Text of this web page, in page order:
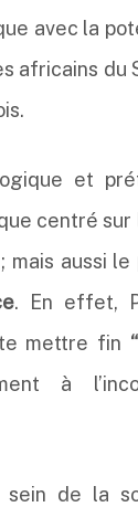
avec la
africains du
et
centré sur
; mais aussi le
. En effet,
mettre fin
à
sein de la